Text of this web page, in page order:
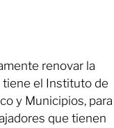
renovar la
tiene el Instituto de
y Municipios, para
que tienen